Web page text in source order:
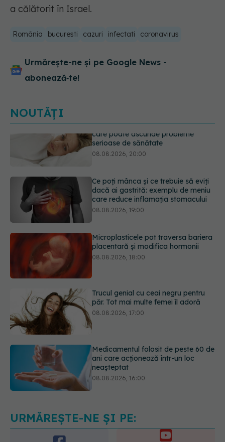
a călătorit în Israel.
România bucuresti cazuri infectati coronavirus
Urmărește-ne și pe Google News -
abonează‑te!
NOUTĂȚI
Ce poți mânca și ce trebuie să eviți
dacă ai gastrită: exemplu de meniu
08.08.2026, 19:00
Microplasticele pot traversa bariera
placentară și modifica hormonii
Trucul genial cu ceai negru pentru
Medicamentul folosit de peste 60 de
08.08.2026, 16:00
Transpirații nocturne: semnul ignorat
care poate ascunde probleme
URMĂREȘTE-NE ȘI PE: